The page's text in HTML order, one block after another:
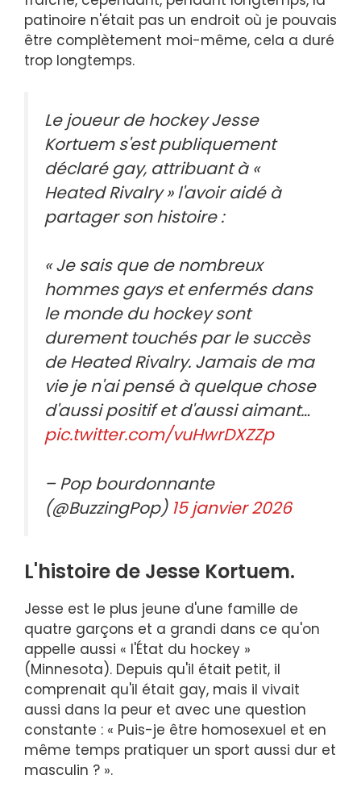
patinoire n'était pas un endroit où je pouvais
être complètement moi-même, cela a duré
trop longtemps.
Le joueur de hockey Jesse
Kortuem s'est publiquement
déclaré gay, attribuant à «
Heated Rivalry » l'avoir aidé à
partager son histoire :
« Je sais que de nombreux
hommes gays et enfermés dans
le monde du hockey sont
durement touchés par le succès
de Heated Rivalry. Jamais de ma
vie je n'ai pensé à quelque chose
d'aussi positif et d'aussi aimant…
pic.twitter.com/vuHwrDXZZp
– Pop bourdonnante
(@BuzzingPop) 15 janvier 2026
L'histoire de Jesse Kortuem.
Jesse est le plus jeune d'une famille de
quatre garçons et a grandi dans ce qu'on
appelle aussi « l'État du hockey »
(Minnesota). Depuis qu'il était petit, il
comprenait qu'il était gay, mais il vivait
aussi dans la peur et avec une question
constante : « Puis-je être homosexuel et en
même temps pratiquer un sport aussi dur et
masculin ? ».